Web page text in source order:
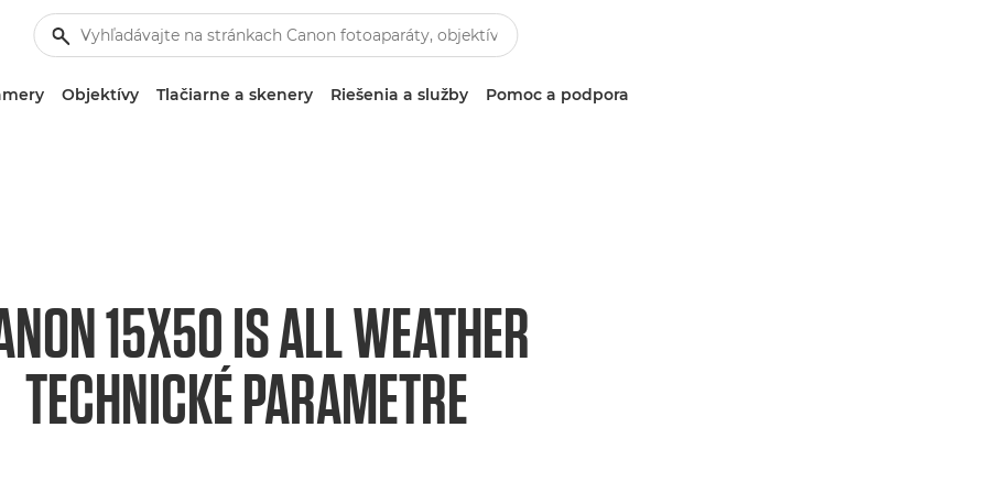
Objektívy Tlačiarne a skenery Riešenia a služby Pomoc a podpora
15X50 IS ALL WEATHER
TECHNICKÉ PARAMETRE